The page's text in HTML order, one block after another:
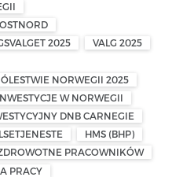
2025
VALG 2025
NORWEGII 2025
W NORWEGII
DNB CARNEGIE
HMS (BHP)
PRACOWNIKÓW
PRACY